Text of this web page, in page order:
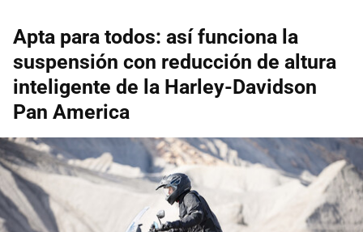
Apta para todos: así funciona la
suspensión con reducción de altura
inteligente de la Harley-Davidson
Pan America